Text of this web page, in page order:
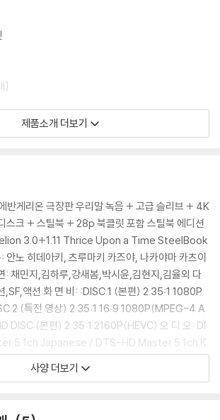
]
, 태풍 역
루
역
베스 역
나 역
CV 박시윤
제품소개 더보기
반게리온 극장판 우리말 녹음 + 고급 슬리브 + 4K
스크 + 스틸북 + 28p 북클릿 포함 스틸북 에디션
3.0+1.11 Thrice Upon a Time SteelBook
노 히데아키, 츠루마키 카즈야, 나카야마 카츠이
: 채민지,김하루,강새봄,박시윤,김현지,김율외 다
,SF,액션 화 면 비: :DISC.1 (본편) 2.35:1 1080P
(특전 영상) 2.35:1 16:9 1080P(MPEG-4 A
DISC (본편) 2.35:1 2160P(HEVC) 오 디 오: DI
5.1ch Japanese / DTS-HD Master 5.1ch K
PCM 2.0 Japanese *일부 LINEAR PCM 5.1 /
UHD DISC DTS-HD Master 5.1ch Japan
사양 더보기